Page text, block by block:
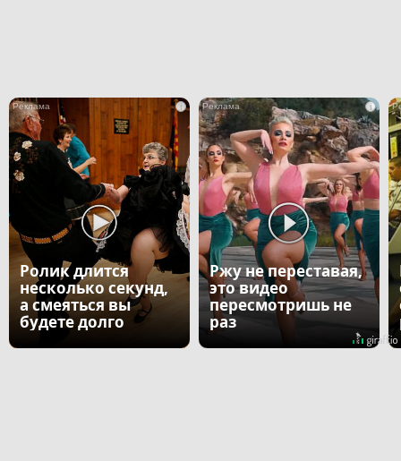
i
Ролик длится
несколько секунд,
а смеяться вы
будете долго
i
Ржу не переставая,
это видео
пересмотришь не
раз